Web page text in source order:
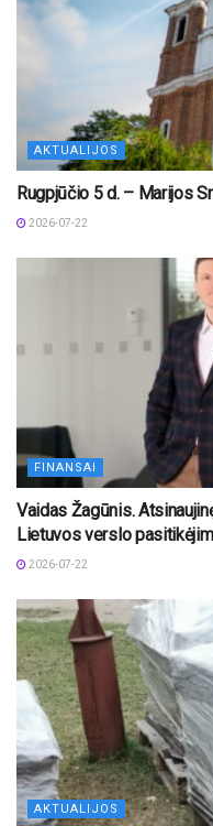
AKTUALIJOS
Rugpjūčio 5 d. – Marijos
2026-07-22
FINANSAI
Vaidas Žagūnis.
Lietuvos verslo
2026-07-22
AKTUALIJOS